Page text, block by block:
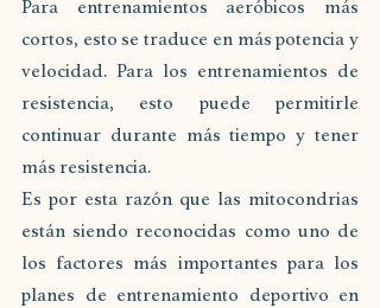
Para entrenamientos aeróbicos más
cortos, esto se traduce en más potencia y
velocidad. Para los entrenamientos de
resistencia, esto puede permitirle
continuar durante más tiempo y tener
más resistencia.
Es por esta razón que las mitocondrias
están siendo reconocidas como uno de
los factores más importantes para los
planes de entrenamiento deportivo en